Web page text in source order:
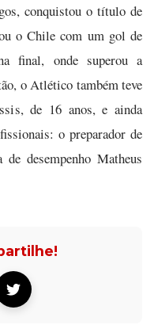
conquistou o título de
o Chile com um gol de
final, onde superou a
o Atlético também teve
de 16 anos, e ainda
o preparador de
desempenho Matheus